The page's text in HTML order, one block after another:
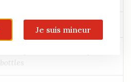
bottles
Je suis mineur